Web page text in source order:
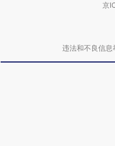
京
违法和不良信